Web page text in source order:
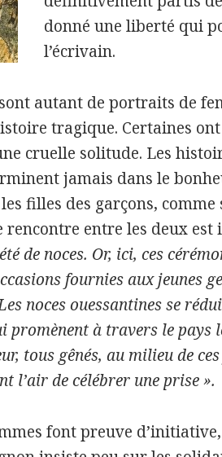
donné une liberté qui
l’écrivain.
autant de portraits de
tragique. Certaines
cruelle solitude. Les
jamais dans le
filles des garçons, comme
rencontre entre les deux est
de noces. Or, ici, ces
fournies aux jeunes
noces ouessantines se
promènent à travers le pays
tous gênés, au milieu de
l’air de célébrer une prise ».
font preuve